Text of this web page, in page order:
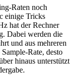
Raten noch
einige Tricks
hat der Rechner
Dabei werden die
und aus mehreren
Rate, desto
hinaus unterstützt